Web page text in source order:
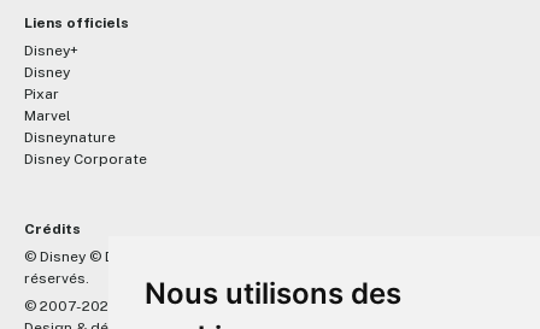
Nous utilisons des
Liens officiels
Disney+
Disney
Pixar
Marvel
Disneynature
Disney Corporate
Crédits
© Disney © Disney/Pixar © &
réservés.
© 2007-2026 DisneyPixar.fr